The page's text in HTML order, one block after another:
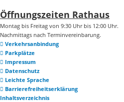
Öffnungszeiten Rathaus
Montag bis Freitag von 9:30 Uhr bis 12:00 Uhr.
Nachmittags nach Terminvereinbarung.
Verkehrsanbindung
Parkplätze
Impressum
Datenschutz
Leichte Sprache
Barrierefreiheitserklärung
Inhaltsverzeichnis